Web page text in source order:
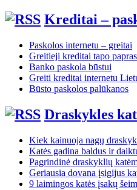
Kreditai –
Paskolos internetu – greitai
Greitieji kreditai tapo
Banko paskola būstui
Greiti kreditai internetu
Būsto paskolos palūkanos
Draskykles
Kiek kainuoja nagų
Katės gadina baldus ir
Pagrindinė draskyklių
Geriausia dovana įsigijus
9 laimingos katės įsakų